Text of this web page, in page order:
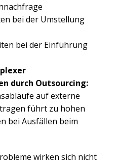
bei der Umstellung
bei der Einführung
durch Outsourcing:
auf externe
führt zu hohen
bei Ausfällen beim
wirken sich nicht